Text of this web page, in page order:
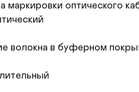
маркировки оптического
волокна в буферном